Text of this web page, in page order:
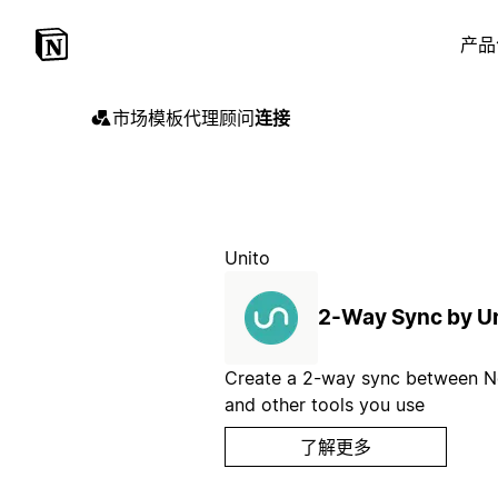
产品
市场模板代理顾问连接
Unito
2-Way Sync by
Create a 2-way sync between
and other tools you use
了解更多